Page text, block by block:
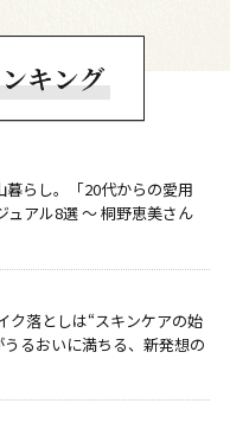
暮らし。「20代からの愛用
ュアル8選 ～ 桐野恵美さん
ク落としは“スキンケアの始
るおいに満ちる、新発想の